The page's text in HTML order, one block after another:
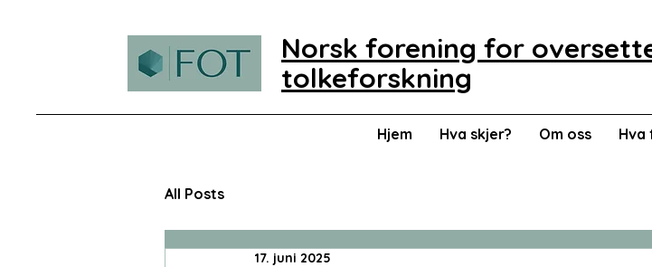
Norsk forening for
tolkeforskning
Hjem Hva skjer? Om oss Hva
All Posts
17. juni 2025